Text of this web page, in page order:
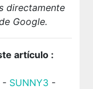
directamente
Google.
artículo :
- SUNNY3 -